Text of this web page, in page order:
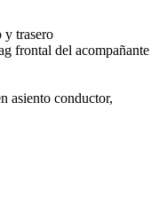
y trasero
frontal del acompañante
asiento conductor,